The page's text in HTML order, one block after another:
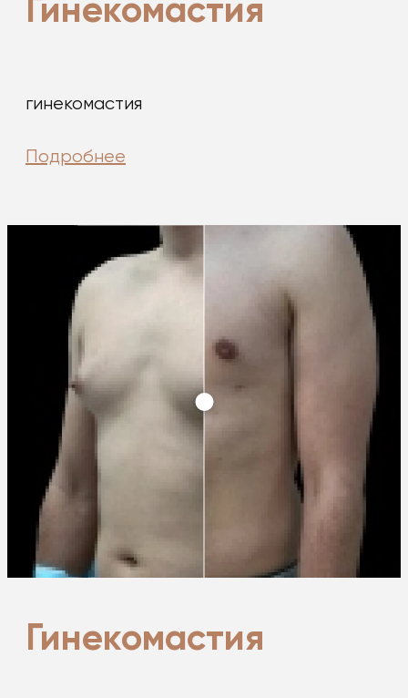
Гинекомастия
гинекомастия
Подробнее
Гинекомастия